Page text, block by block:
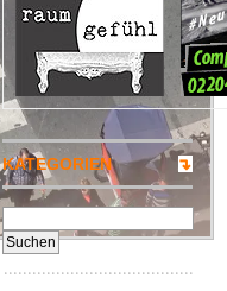
KATEGORIEN
Suchen
nach: